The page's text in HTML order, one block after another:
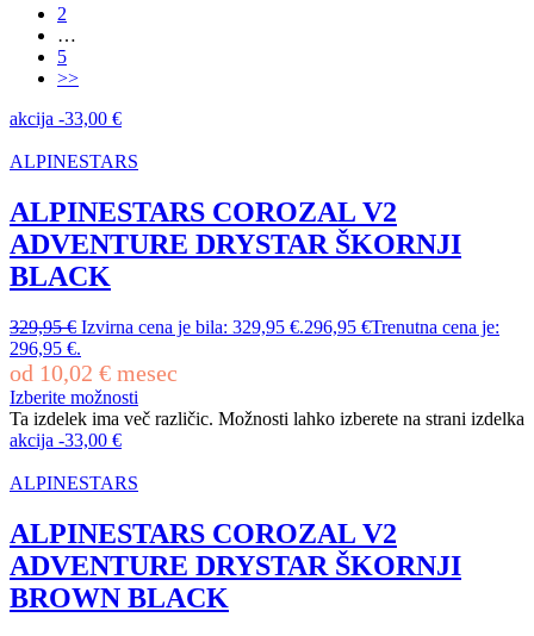
2
…
5
>>
akcija -33,00 €
ALPINESTARS
ALPINESTARS COROZAL V2
ADVENTURE DRYSTAR ŠKORNJI
BLACK
329,95€ Izvirna cena je bila: 329,95 €.296,95 €Trenutna cena je:
296,95 €.
od 10,02 € mesec
Izberite možnosti
Ta izdelek ima več različic. Možnosti lahko izberete na strani izdelka
akcija -33,00 €
ALPINESTARS
ALPINESTARS COROZAL V2
ADVENTURE DRYSTAR ŠKORNJI
BROWN BLACK